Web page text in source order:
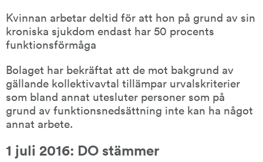
Kvinnan arbetar deltid för att hon på grund av sin
kroniska sjukdom endast har 50 procents
funktionsförmåga
Bolaget har bekräftat att de mot bakgrund av
gällande kollektivavtal tillämpar urvalskriterier
som bland annat utesluter personer som på
grund av funktionsnedsättning inte kan ha något
annat arbete.
1 juli 2016: DO stämmer